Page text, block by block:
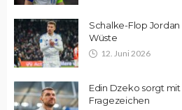
Schalke-Flop Jordan
Wüste
12. Juni 2026
Edin Dzeko sorgt
Fragezeichen